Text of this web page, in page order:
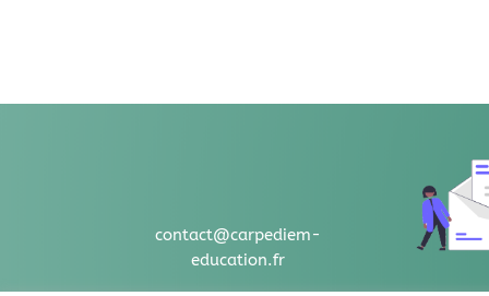
contact@carpediem-
education.fr